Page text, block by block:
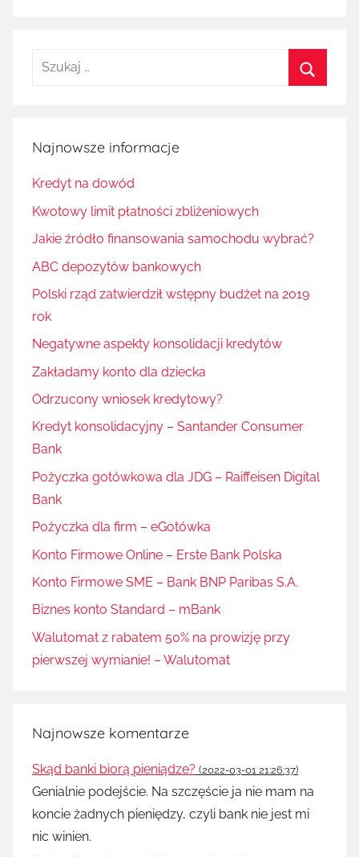
Szukaj:
Najnowsze informacje
Kredyt na dowód
Kwotowy limit płatności zbliżeniowych
Jakie źródło finansowania samochodu wybrać?
ABC depozytów bankowych
Polski rząd zatwierdził wstępny budżet na 2019
rok
Negatywne aspekty konsolidacji kredytów
Zakładamy konto dla dziecka
Odrzucony wniosek kredytowy?
Kredyt konsolidacyjny – Santander Consumer
Bank
Pożyczka gotówkowa dla JDG – Raiffeisen Digital
Bank
Pożyczka dla firm – eGotówka
Konto Firmowe Online – Erste Bank Polska
Konto Firmowe SME – Bank BNP Paribas S.A.
Biznes konto Standard – mBank
Walutomat z rabatem 50% na prowizję przy
pierwszej wymianie! – Walutomat
Najnowsze komentarze
Skąd banki biorą pieniądze? (2022-03-01 21:26:37)
Genialnie podejście. Na szczęście ja nie mam na
koncie żadnych pieniędzy, czyli bank nie jest mi
nic winien.